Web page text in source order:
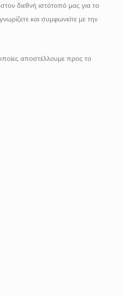
διεθνή ιστότοπό μας για το
και συμφωνείτε με την
αποστέλλουμε προς το